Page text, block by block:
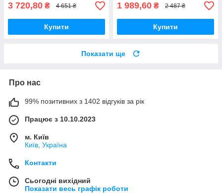
3 720,80 ₴ 4 651 ₴
Купити
1 989,60 ₴ 2 487 ₴
Купити
Показати ще
Про нас
99% позитивних з 1402 відгуків за рік
Працює з 10.10.2023
м. Київ
Київ, Україна
Контакти
Сьогодні вихідний
Показати весь графік роботи